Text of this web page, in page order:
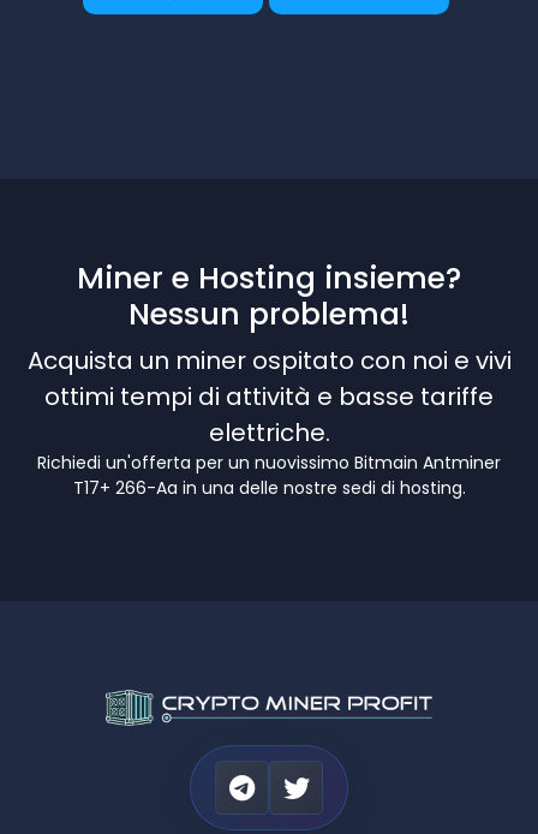
Miner e Hosting insieme?
Nessun problema!
Acquista un miner ospitato con noi e vivi
ottimi tempi di attività e basse tariffe
elettriche.
Richiedi un'offerta per un nuovissimo Bitmain Antminer
T17+ 266-Aa in una delle nostre sedi di hosting.